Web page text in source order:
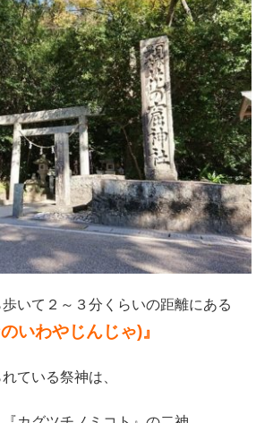
歩いて２～３分くらいの距離にある
いわやじんじゃ)』
ている祭神は、